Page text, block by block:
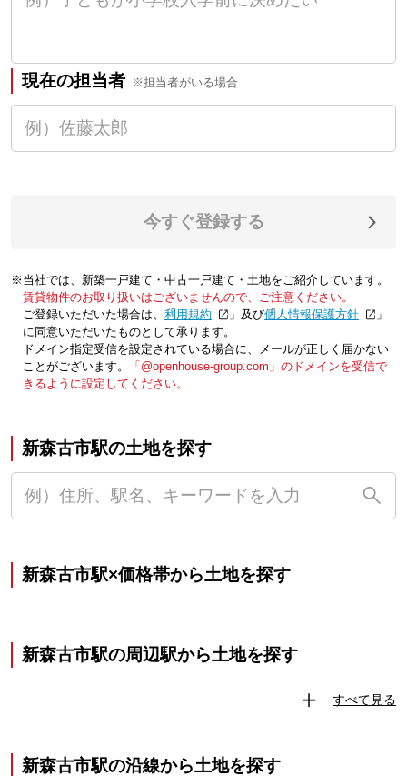
現在の担当者 ※担当者がいる場合
今すぐ登録する
※当社では、新築一戸建て・中古一戸建て・土地をご紹介しています。
賃貸物件のお取り扱いはございませんので、ご注意ください。
ご登録いただいた場合は、「利用規約 」及び「個人情報保護方針
」
に同意いただいたものとして承ります。
ドメイン指定受信を設定されている場合に、メールが正しく届かない
ことがございます。
「@openhouse-group.com」のドメインを受信で
きるように設定してください。
新森古市駅の土地を探す
新森古市駅×価格帯から土地を探す
新森古市駅の周辺駅から土地を探す
すべて見る
新森古市駅の沿線から土地を探す